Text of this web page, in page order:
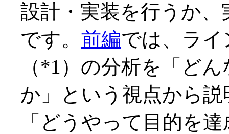
設計・実装を行うか
です。 前編では、ラ
（*1）の分析を「ど
か」という視点から
「どうやって目的を